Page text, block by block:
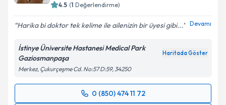
Metni'ni okudum ve kişisel verilerimin belirtilen
kapsamda işlenmesini kabul ediyorum.
Takvim Talebini Gönder
4.5 (1 Değerlendirme)
Harika bi doktor tek kelime ile ailenizin bir üyesi gibi... Devamı
İstinye Üniversite Hastanesi Medical Park
Gaziosmanpaşa
Haritada Göster
Merkez, Çukurçeşme Cd. No:57 D:59, 34250
0 (850) 474 11 72
Randevu Takvimi Talebi